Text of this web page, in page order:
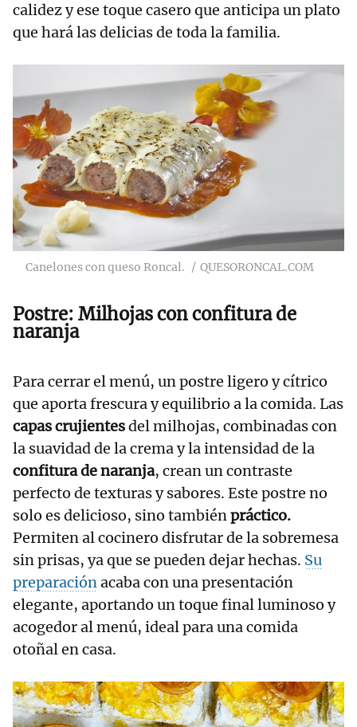
calidez y ese toque casero que anticipa un plato
que hará las delicias de toda la familia.
Canelones con queso Roncal. QUESORONCAL.COM
Postre: Milhojas con confitura de
naranja
Para cerrar el menú, un postre ligero y cítrico
que aporta frescura y equilibrio a la comida. Las
capas crujientesdel milhojas, combinadas con
la suavidad de la crema y la intensidad de la
confitura de naranja, crean un contraste
perfecto de texturas y sabores. Este postre no
solo es delicioso, sino tambiénpráctico.
Permiten al cocinero disfrutar de la sobremesa
sin prisas, ya que se pueden dejar hechas. Su
preparaciónacaba con una presentación
elegante, aportando un toque final luminoso y
acogedor al menú, ideal para una comida
otoñal en casa.